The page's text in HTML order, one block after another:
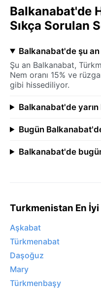
Balkanabat'de
Sıkça Sorulan
Balkanabat'de şu an
Şu an Balkanabat,
Nem oranı 15% ve
gibi hissediliyor.
Balkanabat'de yarın
Bugün
Balkanabat'de
Turkmenistan En
Aşkabat
Türkmenabat
Daşoğuz
Mary
Türkmenbaşy